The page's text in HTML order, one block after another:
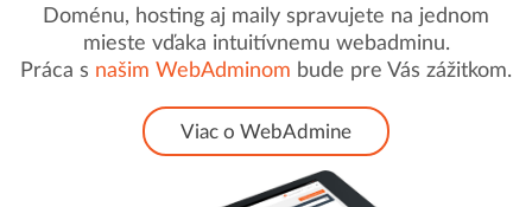
Doménu, hosting aj maily spravujete na jednom
mieste vďaka intuitívnemu webadminu.
Práca s našim WebAdminom bude pre Vás zážitkom.
Viac o WebAdmine